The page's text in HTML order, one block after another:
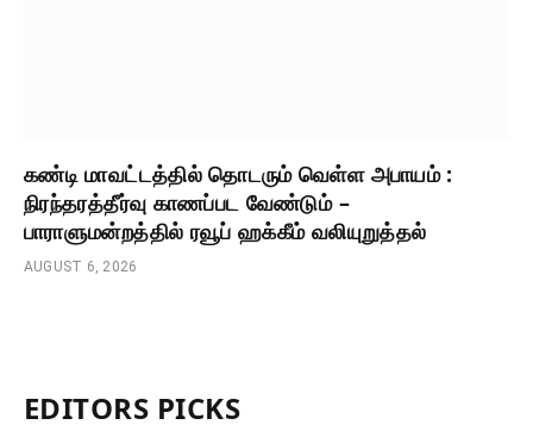
கண்டி மாவட்டத்தில் தொடரும் வெள்ள அபாயம் :
நிரந்தரத்தீர்வு காணப்பட வேண்டும் –
பாராளுமன்றத்தில் ரவூப் ஹக்கீம் வலியுறுத்தல்
AUGUST 6, 2026
EDITORS PICKS